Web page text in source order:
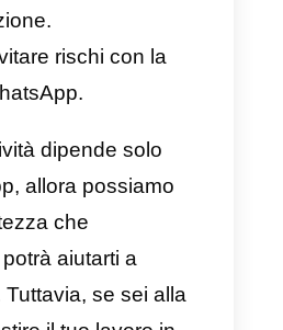
la tua attività?
a questa domanda
presentate dalla tua
livello di produttività
Ora,
aiutarti a valutare